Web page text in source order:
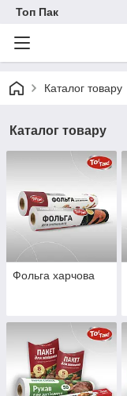
Топ Пак
Каталог товару
Каталог товару
Фольга харчова